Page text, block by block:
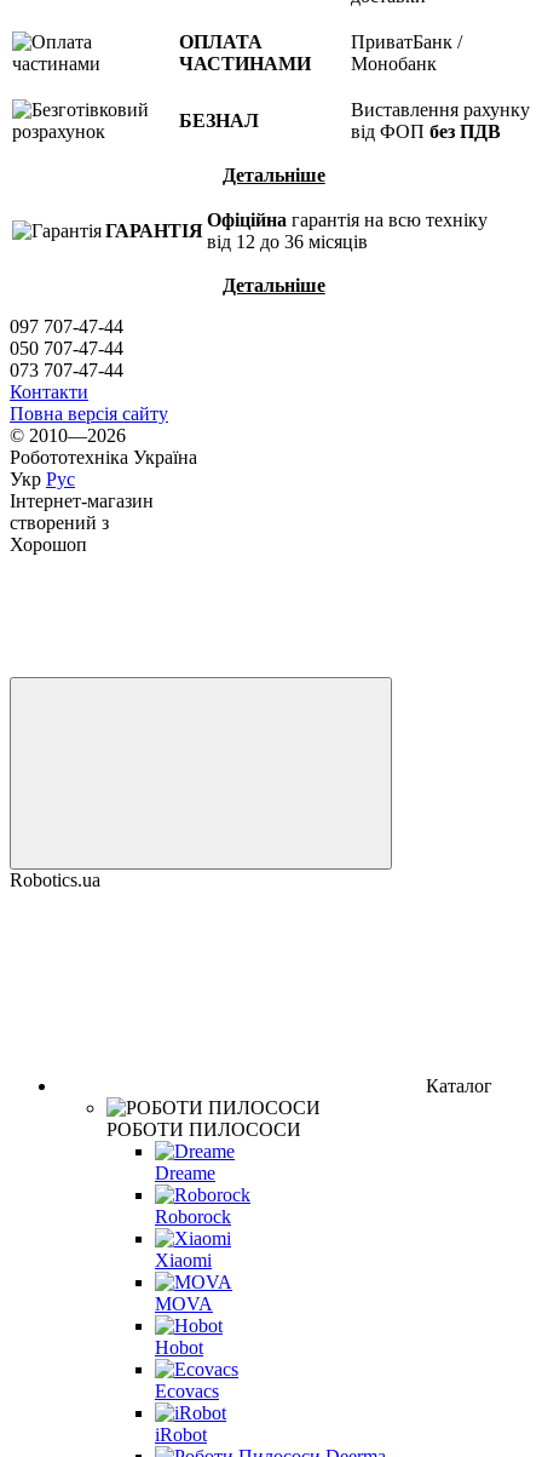
ОПЛАТА
ЧАСТИНАМИ
ПриватБанк /
Монобанк
БЕЗНАЛ
Виставлення рахунку
від ФОП без ПДВ
Детальніше
ГАРАНТІЯ
Офіційна гарантія на всю техніку
від 12 до 36 місяців
Детальніше
097 707-47-44
050 707-47-44
073 707-47-44
Контакти
Повна версія сайту
© 2010—2026
Робототехніка Україна
Укр Рус
Інтернет-магазин
створений з
Хорошоп
Robotics.ua
Каталог
РОБОТИ ПИЛОСОСИ
Dreame
Roborock
Xiaomi
MOVA
Hobot
Ecovacs
iRobot